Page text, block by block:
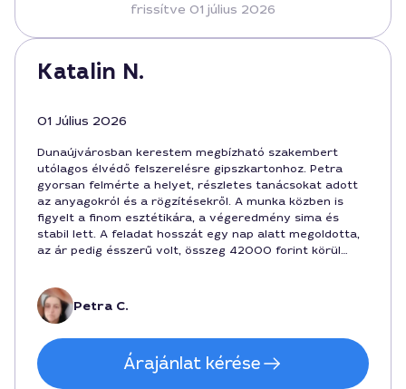
frissítve 01 július 2026
Katalin N.
01 Július 2026
Dunaújvárosban kerestem megbízható szakembert
utólagos élvédő felszerelésre gipszkartonhoz. Petra
gyorsan felmérte a helyet, részletes tanácsokat adott
az anyagokról és a rögzítésekről. A munka közben is
figyelt a finom esztétikára, a végeredmény sima és
stabil lett. A feladat hosszát egy nap alatt megoldotta,
az ár pedig ésszerű volt, összeg 42000 forint körül
Petra C.
Árajánlat kérése